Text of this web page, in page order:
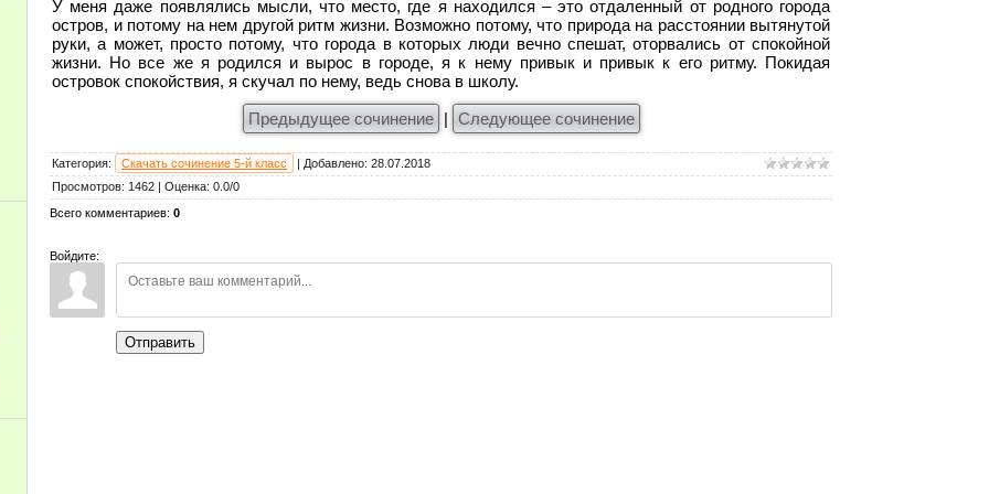
У меня даже появлялись мысли, что место, где я находился – это отдаленный от родного города
остров, и потому на нем другой ритм жизни. Возможно потому, что природа на расстоянии вытянутой
руки, а может, просто потому, что города в которых люди вечно спешат, оторвались от спокойной
жизни. Но все же я родился и вырос в городе, я к нему привык и привык к его ритму. Покидая
островок спокойствия, я скучал по нему, ведь снова в школу.
Предыдущее сочинение
| Следующее сочинение
Категория: Скачать сочинение 5-й класс Добавлено: 28.07.2018
Просмотров: 1462 Оценка: 0.0/0
Всего комментариев: 0
Войдите:
Отправить